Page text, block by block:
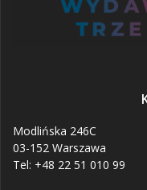
Modlińska 246C
03-152 Warszawa
Tel: +48 22 51 010 99